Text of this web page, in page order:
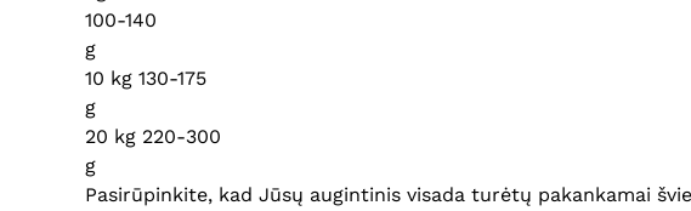
100-140
g
10 kg 130-175
g
20 kg 220-300
g
Pasirūpinkite, kad Jūsų augintinis visada turėtų pakankamai